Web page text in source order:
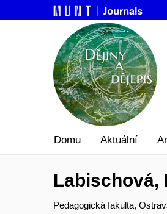
Domu Aktuální
Labischová,
Pedagogická fakulta,